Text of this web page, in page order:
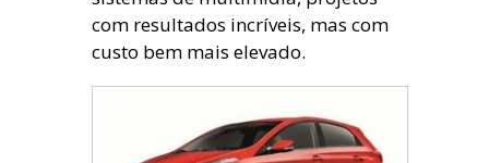
com resultados incríveis, mas com
custo bem mais elevado.